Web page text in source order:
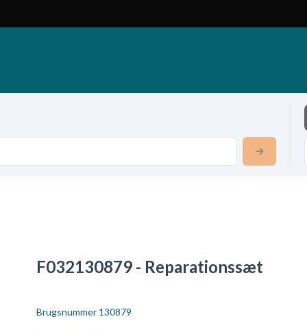
F032130879 - Reparationssæt
Brugsnummer 130879